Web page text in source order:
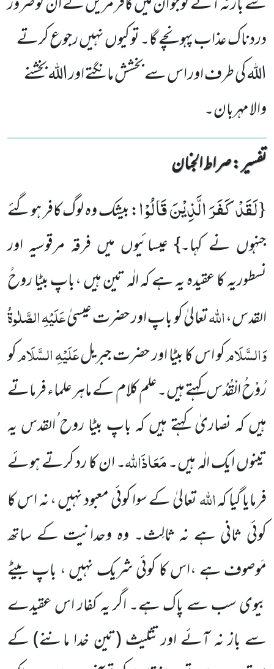
دردناک عذاب پہونچے گا۔ تو کیوں نہیں رجوع کرتے
اللہ کی طرف اور اس سے بخشش مانگتے اور اللہ بخشنے
والا مہربان۔
تفسیر : ‎صراط الجنان
{لَقَدْ كَفَرَ الَّذِیْنَ قَالُوْا: بیشک وہ لوگ کافر ہوگئے
جنہوں نے کہا۔} عیسائیوں میں فرقہ مرقوسیہ اور
نسطوریہ کا عقیدہ یہ ہے کہ الٰہ تین ہیں ،باپ بیٹا روحُ
القدس،اللہتعالیٰ کو باپ اور حضرت عیسیٰعَلَیْہِ الصَّلٰوۃُ
وَالسَّلَامکو اس کا بیٹا اور حضرت جبریلعَلَیْہِ السَّلَامکو
رُوْحُ الْقُدُس کہتے ہیں۔علم کلام کے ماہر علماء فرماتے
ہیں کہ نصاریٰ کہتے ہیں کہ باپ بیٹا روح ُالقدس یہ
تینوں ایک الٰہ ہیں۔مَعَاذَاللہ۔ ان کا رد کرتے ہوئے
فرمایا گیا کہاللہتعالیٰ کے سوا کوئی معبود نہیں ، نہ اس کا
کوئی ثانی ہے نہ ثالِث۔ وہ وحدانیت کے ساتھ
مَوصوف ہے ،اس کا کوئی شریک نہیں ، باپ بیٹے
بیوی سب سے پاک ہے۔ اگر یہ کفار اس عقیدے
سے باز نہ آئے اور تثلیث (تین خدا ماننے) کے